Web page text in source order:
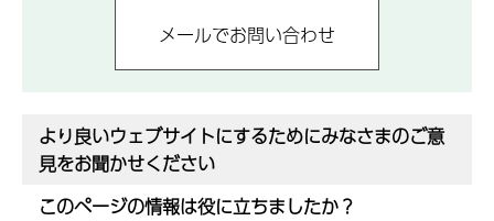
より良いウェブサイトにするためにみなさまのご意
見をお聞かせください
このページの情報は役に立ちましたか？